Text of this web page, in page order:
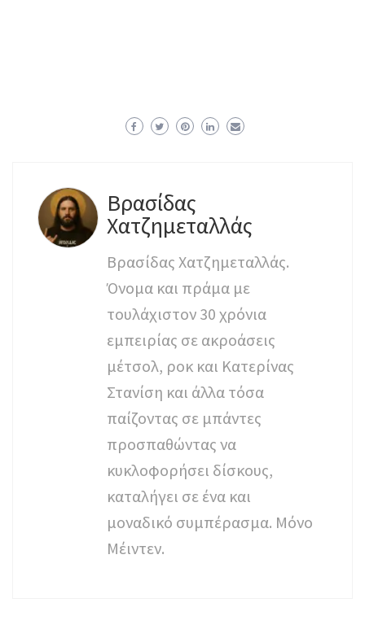
Βρασίδας
Χατζημεταλλάς
Βρασίδας Χατζημεταλλάς.
Όνομα και πράμα με
τουλάχιστον 30 χρόνια
εμπειρίας σε ακροάσεις
μέτσολ, ροκ και Κατερίνας
Στανίση και άλλα τόσα
παίζοντας σε μπάντες
προσπαθώντας να
κυκλοφορήσει δίσκους,
καταλήγει σε ένα και
μοναδικό συμπέρασμα. Μόνο
Μέιντεν.